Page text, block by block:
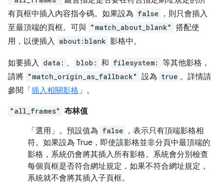
有頁框中插入內容指令碼。如果設為 false
，則只會插入
至最頂端的頁框。可與 "match_about_blank" 搭配使
用，以便插入 about:blank 影格中。
如要插入 data: 、 blob: 和 filesystem: 等其他影格，
請將 "match_origin_as_fallback" 設為 true 。詳情請
參閱「 插入相關影格」。
"all_frames" 布林值
「選用」 。預設值為 false
，表示只有頂端影格相
符。如果設為 True，即使該影格並非分頁中最頂端的
影格，系統仍會將其插入所有影格。系統會分別檢查
每個頁框是否符合網址規定，如果不符合網址規定，
系統就不會將其插入子頁框。